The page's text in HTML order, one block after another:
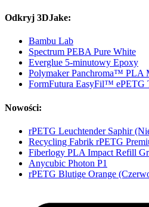
Odkryj 3DJake:
Bambu Lab
Spectrum PEBA Pure White
Everglue 5-minutowy Epoxy
Polymaker Panchroma™ PLA
FormFutura EasyFil™ ePETG
Nowości:
rPETG Leuchtender Saphir
Recycling Fabrik rPETG
Fiberlogy PLA Impact Refill
Anycubic Photon P1
rPETG Blutige Orange